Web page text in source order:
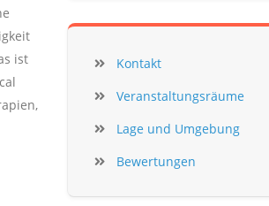
ist
Kontakt
Veranstaltungsräume
Lage und Umgebung
Bewertungen